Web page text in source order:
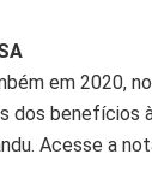
em 2020,
dos benefícios
Acesse a